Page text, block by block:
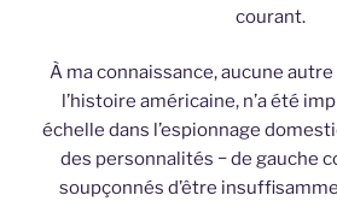
courant.
À ma connaissance, aucune
l’histoire américaine, n’a été
échelle dans l’espionnage
des personnalités − de gauche
soupçonnés d’être